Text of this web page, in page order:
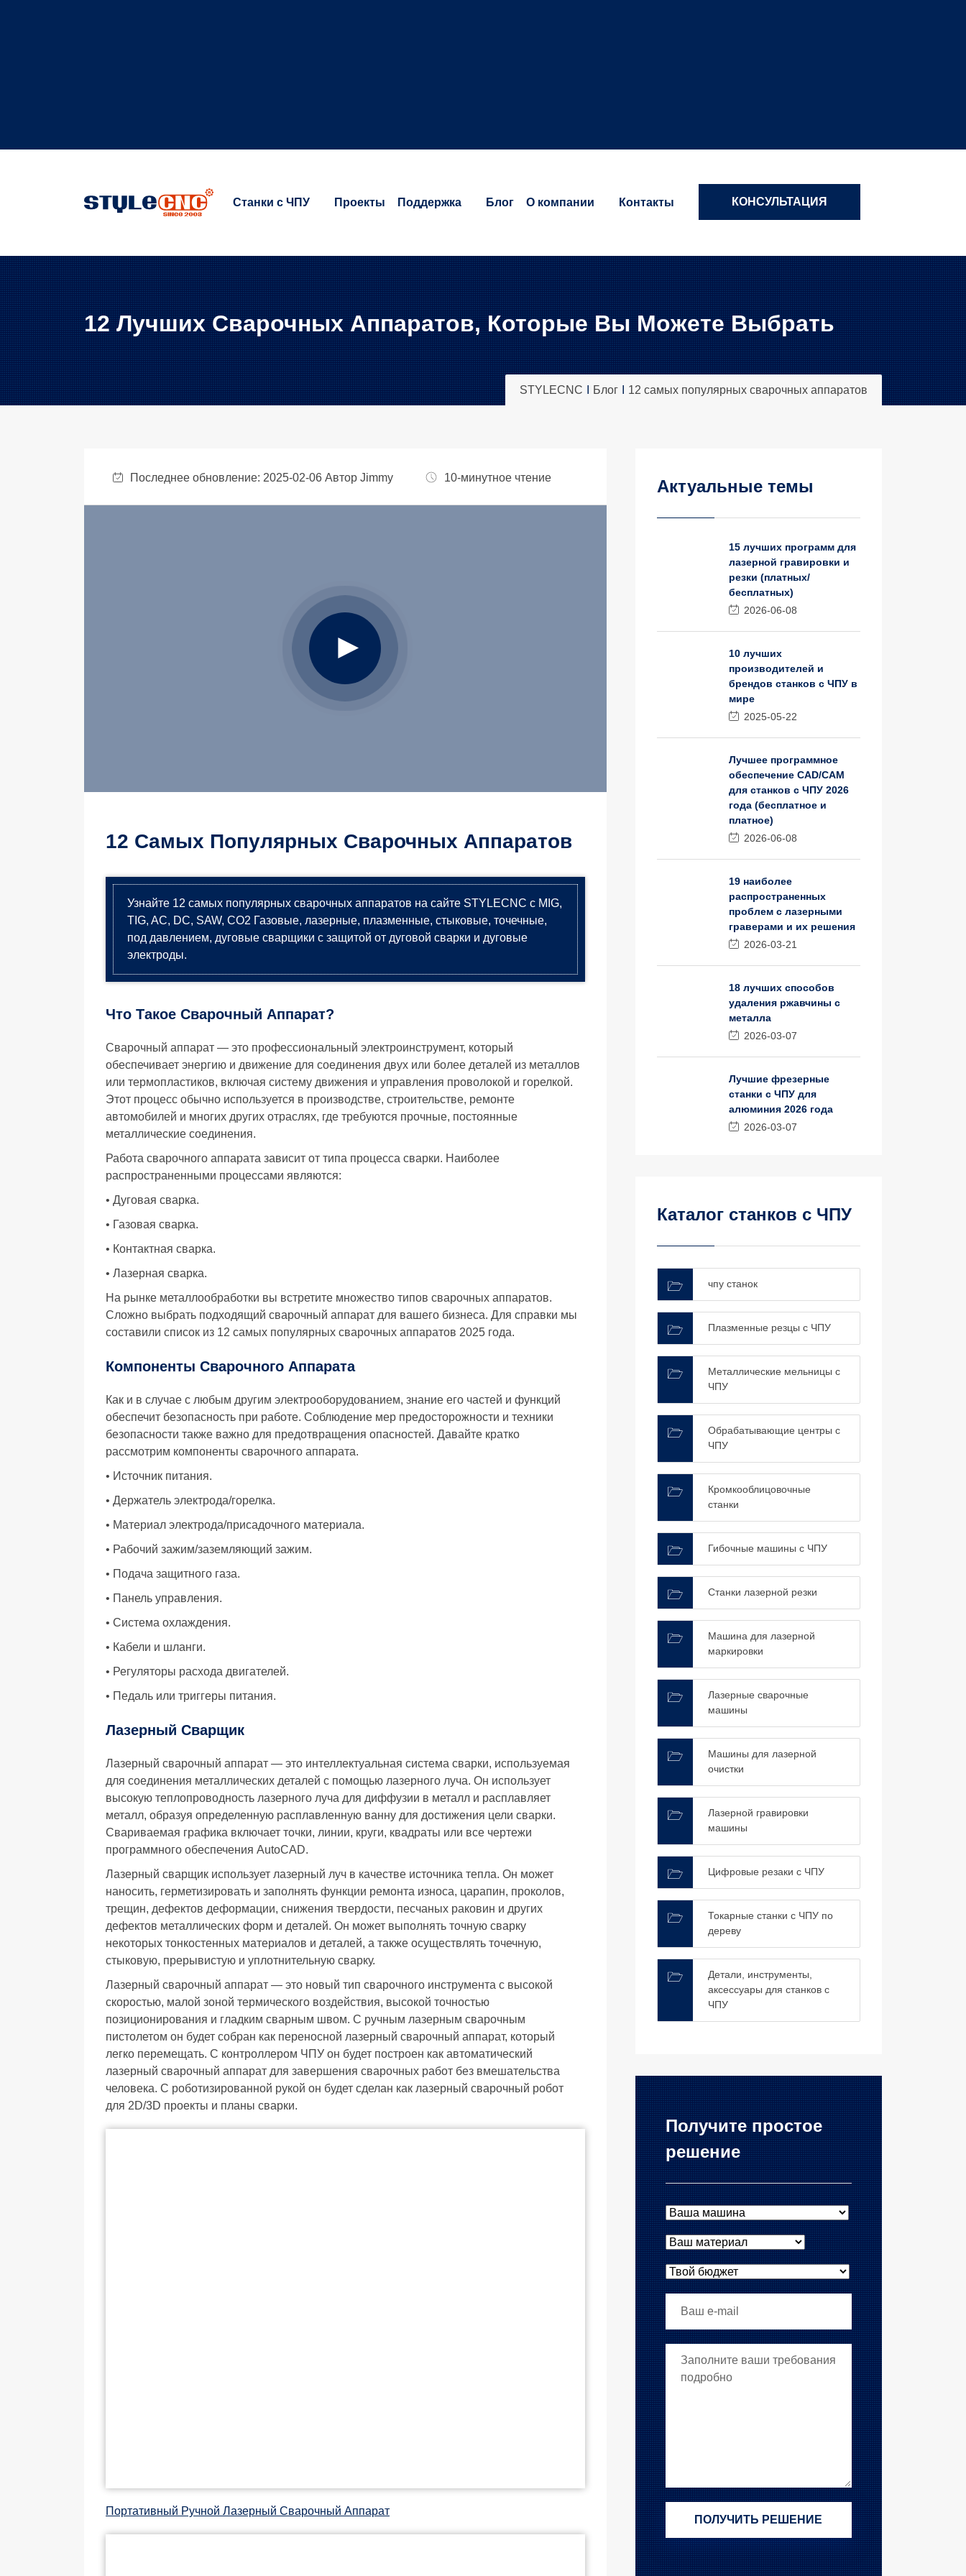
Станки с ЧПУ Проекты Поддержка Блог O компании Контакты КОНСУЛЬТАЦИЯ
12 Лучших Сварочных Аппаратов, Которые Вы Можете Выбрать
STYLECNC Блог 12 самых популярных сварочных аппаратов
Последнее обновление: 2025-02-06 Автор Jimmy 10-минутное чтение
12 Самых Популярных Сварочных Аппаратов
Узнайте 12 самых популярных сварочных аппаратов на сайте STYLECNC с MIG,
TIG, AC, DC, SAW, CO2 Газовые, лазерные, плазменные, стыковые, точечные,
под давлением, дуговые сварщики с защитой от дуговой сварки и дуговые
электроды.
Что Такое Сварочный Аппарат?
Сварочный аппарат — это профессиональный электроинструмент, который
обеспечивает энергию и движение для соединения двух или более деталей из металлов
или термопластиков, включая систему движения и управления проволокой и горелкой.
Этот процесс обычно используется в производстве, строительстве, ремонте
автомобилей и многих других отраслях, где требуются прочные, постоянные
металлические соединения.
Работа сварочного аппарата зависит от типа процесса сварки. Наиболее
распространенными процессами являются:
• Дуговая сварка.
• Газовая сварка.
• Контактная сварка.
• Лазерная сварка.
На рынке металлообработки вы встретите множество типов сварочных аппаратов.
Сложно выбрать подходящий сварочный аппарат для вашего бизнеса. Для справки мы
составили список из 12 самых популярных сварочных аппаратов 2025 года.
Компоненты Сварочного Аппарата
Как и в случае с любым другим электрооборудованием, знание его частей и функций
обеспечит безопасность при работе. Соблюдение мер предосторожности и техники
безопасности также важно для предотвращения опасностей. Давайте кратко
рассмотрим компоненты сварочного аппарата.
• Источник питания.
• Держатель электрода/горелка.
• Материал электрода/присадочного материала.
• Рабочий зажим/заземляющий зажим.
• Подача защитного газа.
• Панель управления.
• Система охлаждения.
• Кабели и шланги.
• Регуляторы расхода двигателей.
• Педаль или триггеры питания.
Лазерный Сварщик
Лазерный сварочный аппарат — это интеллектуальная система сварки, используемая
для соединения металлических деталей с помощью лазерного луча. Он использует
высокую теплопроводность лазерного луча для диффузии в металл и расплавляет
металл, образуя определенную расплавленную ванну для достижения цели сварки.
Свариваемая графика включает точки, линии, круги, квадраты или все чертежи
программного обеспечения AutoCAD.
Лазерный сварщик использует лазерный луч в качестве источника тепла. Он может
наносить, герметизировать и заполнять функции ремонта износа, царапин, проколов,
трещин, дефектов деформации, снижения твердости, песчаных раковин и других
дефектов металлических форм и деталей. Он может выполнять точную сварку
некоторых тонкостенных материалов и деталей, а также осуществлять точечную,
стыковую, прерывистую и уплотнительную сварку.
Лазерный сварочный аппарат — это новый тип сварочного инструмента с высокой
скоростью, малой зоной термического воздействия, высокой точностью
позиционирования и гладким сварным швом. С ручным лазерным сварочным
пистолетом он будет собран как переносной лазерный сварочный аппарат, который
легко перемещать. С контроллером ЧПУ он будет построен как автоматический
лазерный сварочный аппарат для завершения сварочных работ без вмешательства
человека. С роботизированной рукой он будет сделан как лазерный сварочный робот
для 2D/3D проекты и планы сварки.
Портативный Ручной Лазерный Сварочный Аппарат
Актуальные темы
15 лучших программ для
лазерной гравировки и
резки (платных/
бесплатных)
2026-06-08
10 лучших
производителей и
брендов станков с ЧПУ в
мире
2025-05-22
Лучшее программное
обеспечение CAD/CAM
для станков с ЧПУ 2026
года (бесплатное и
платное)
2026-06-08
19 наиболее
распространенных
проблем с лазерными
граверами и их решения
2026-03-21
18 лучших способов
удаления ржавчины с
металла
2026-03-07
Лучшие фрезерные
станки с ЧПУ для
алюминия 2026 года
2026-03-07
Каталог станков с ЧПУ
чпу станок
Плазменные резцы с ЧПУ
Металлические мельницы с
ЧПУ
Обрабатывающие центры с
ЧПУ
Кромкооблицовочные
станки
Гибочные машины с ЧПУ
Станки лазерной резки
Машина для лазерной
маркировки
Лазерные сварочные
машины
Машины для лазерной
очистки
Лазерной гравировки
машины
Цифровые резаки с ЧПУ
Токарные станки с ЧПУ по
дереву
Детали, инструменты,
аксессуары для станков с
ЧПУ
Получите простое
решение
Ваша машина
Ваш материал
Твой бюджет